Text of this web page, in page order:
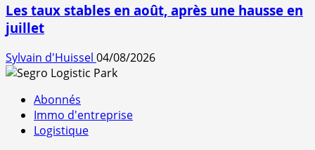
Les taux stables en août, après une hausse en
juillet
Sylvain d'Huissel 04/08/2026
Abonnés
Immo d'entreprise
Logistique